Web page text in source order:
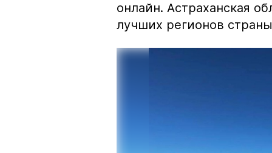
онлайн. Астраханская
лучших регионов